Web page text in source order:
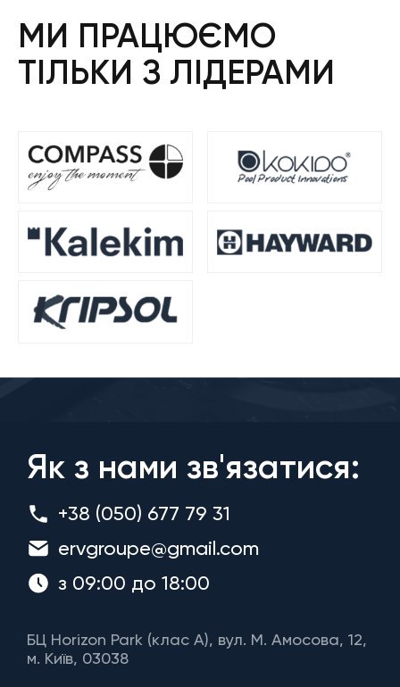
МИ ПРАЦЮЄМО
ТІЛЬКИ З ЛІДЕРАМИ
Як з нами зв'язатися:
+38 (050) 677 79 31
ervgroupe@gmail.com
з 09:00 до 18:00
БЦ Horizon Park (клас A), вул. М. Амосова, 12,
м. Київ, 03038